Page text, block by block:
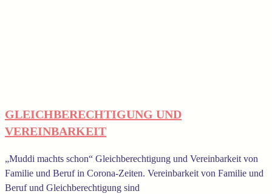
GLEICHBERECHTIGUNG UND
VEREINBARKEIT
„Muddi machts schon“ Gleichberechtigung und Vereinbarkeit von
Familie und Beruf in Corona-Zeiten. Vereinbarkeit von Familie und
Beruf und Gleichberechtigung sind